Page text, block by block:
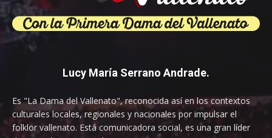
Lucy María Serrano Andrade.
Es "La Dama del Vallenato", reconocida así en los contextos
culturales locales, regionales y nacionales por impulsar el
folklor vallenato. Está comunicadora social, es una gran líder